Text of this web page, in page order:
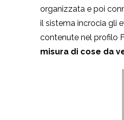
organizzata e poi
il sistema incrocia gli
contenute nel profilo
misura di cose da